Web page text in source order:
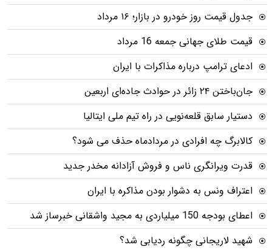
جدول قیمت روز خودرو در بازار؛ ۱۶ مرداد
قیمت طلای جهانی جمعه 16 مرداد
ادعای ترامپ درباره مذاکرات با ایران
جان‌باختن ۲۴ زائر در حوادث جاده‌ای اربعین
دستیار سابق قلعه‌نویی در راه تیم ملی ایتالیا
کالابرگ چه افرادی در مردادماه حذف می شود؟
قدرت ویرانگری ناس و فروش آزادانه مخدر جدید
اعتراف ونس به دشوار بودن مذاکره با ایران
اعطای بودجه 150 میلیاردی به مجید واشقانی خبرساز شد
شهید لاریجانی چگونه ردیابی شد؟